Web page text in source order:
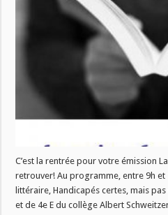
C’est la rentrée pour votre émission
retrouver! Au programme, entre 9h et
littéraire, Handicapés certes, mais
et de 4e E du collège Albert